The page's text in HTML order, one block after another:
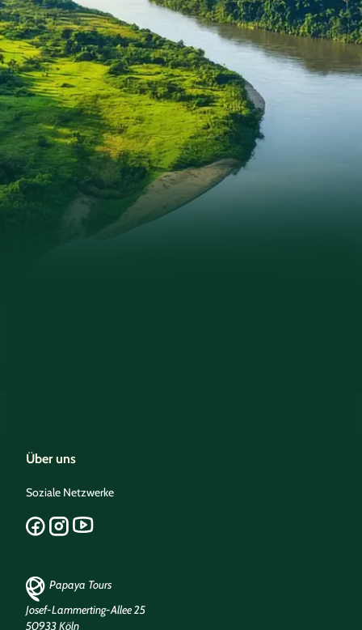
Über uns
Soziale Netzwerke
Papaya Tours
Josef-Lammerting-Allee 25
50933 Köln